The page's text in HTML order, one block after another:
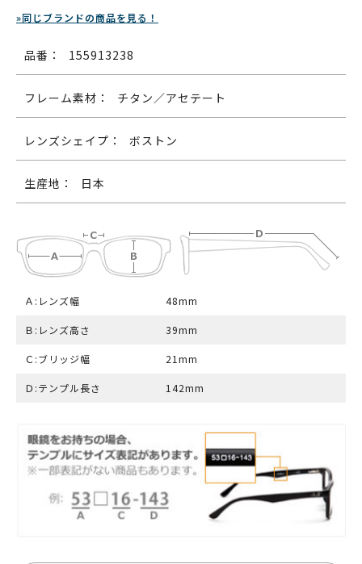
»同じブランドの商品を見る！
品番： 155913238
フレーム素材： チタン／アセテート
レンズシェイプ： ボストン
生産地： 日本
Ａ:レンズ幅 48mm
Ｂ:レンズ高さ 39mm
Ｃ:ブリッジ幅 21mm
Ｄ:テンプル長さ 142mm